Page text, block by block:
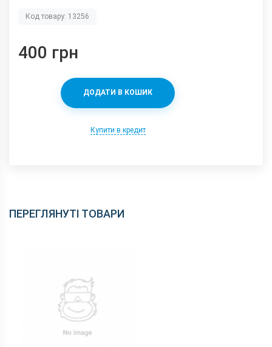
Код товару: 13256
400 грн
ДОДАТИ В КОШИК
Купити в кредит
ПЕРЕГЛЯНУТІ ТОВАРИ